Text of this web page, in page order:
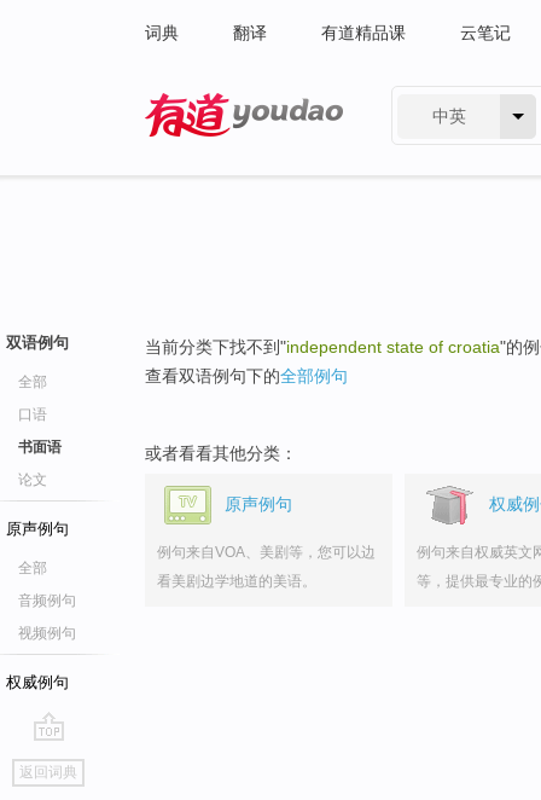
词典 翻译 有道精品课 云笔记
中英
双语例句
全部
口语
书面语
论文
原声例句
全部
音频例句
视频例句
权威例句
go
top
返回词典
当前分类下找不到"independent state of croatia"的
查看双语例句下的全部例句
或者看看其他分类：
原声例句
例句来自VOA、美剧等，您可以边
看美剧边学地道的美语。
权威
例句来自权威英文
等，提供最专业的